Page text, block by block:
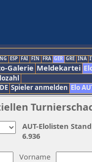
ESP FAI FIN FRA GER GRE INA
Galerie Meldekartei
Spieler anmelden Elo
Vorname
AUT-Elolisten
6.936